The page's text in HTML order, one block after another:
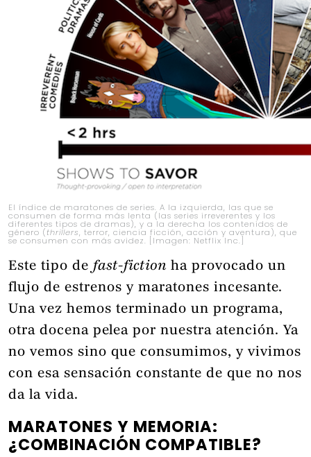
El índice de maratones de series. A la izquierda, las que se
consumen de forma más lenta (las series irreverentes y los
diferentes tipos de dramas), y a la derecha los contenidos de
género (thrillers, terror, ciencia ficción, acción y aventura), que
se consumen con más avidez. [Imagen: Netflix Inc.]
Este tipo de fast-fiction ha provocado un
flujo de estrenos y maratones incesante.
Una vez hemos terminado un programa,
otra docena pelea por nuestra atención. Ya
no vemos sino que consumimos, y vivimos
con esa sensación constante de que no nos
da la vida.
MARATONES Y MEMORIA:
¿COMBINACIÓN COMPATIBLE?